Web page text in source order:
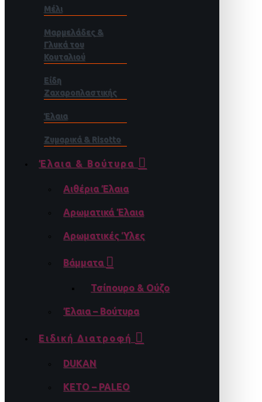
Μέλι
Μαρμελάδες &
Γλυκά του
Κουταλιού
Είδη
Ζαχαροπλαστικής
Έλαια
Ζυμαρικά & Risotto
Έλαια & Βούτυρα
Αιθέρια Έλαια
Αρωματικά Έλαια
Αρωματικές Ύλες
Βάμματα
Τσίπουρο & Ούζο
Έλαια – Βούτυρα
Ειδική Διατροφή
DUKAN
KETO – PALEO